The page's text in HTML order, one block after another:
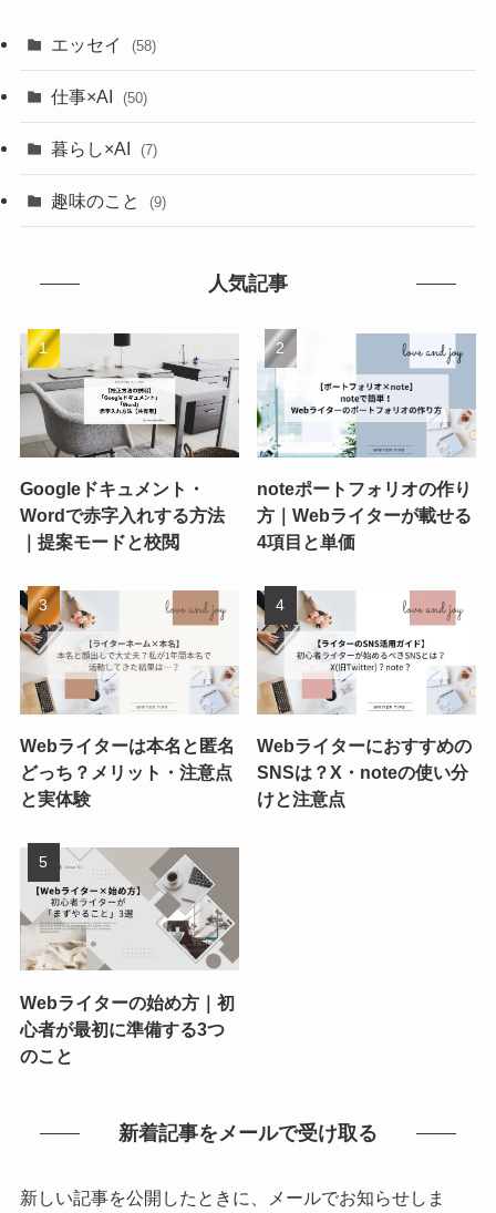
エッセイ (58)
仕事×AI (50)
暮らし×AI (7)
趣味のこと (9)
人気記事
Googleドキュメント・
Wordで赤字入れする方法
｜提案モードと校閲
noteポートフォリオの作り
方｜Webライターが載せる
4項目と単価
Webライターは本名と匿名
どっち？メリット・注意点
と実体験
Webライターにおすすめの
SNSは？X・noteの使い分
けと注意点
Webライターの始め方｜初
心者が最初に準備する3つ
のこと
新着記事をメールで受け取る
新しい記事を公開したときに、メールでお知らせしま